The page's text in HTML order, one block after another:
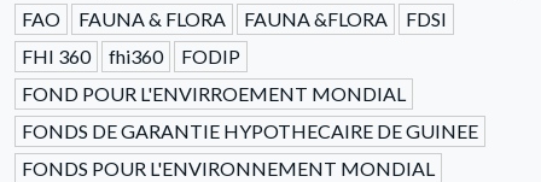
FAO
FAUNA & FLORA FAUNA &FLORA
FDSI
FHI 360
fhi360
FODIP
FOND POUR L'ENVIRROEMENT MONDIAL
FONDS DE GARANTIE HYPOTHECAIRE DE GUINEE
FONDS POUR L'ENVIRONNEMENT MONDIAL